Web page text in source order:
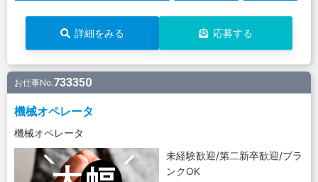
詳細をみる 応募する
お仕事No.733350
機械オペレータ
機械オペレータ
未経験歓迎/第二新卒歓迎/ブラ
ンクOK